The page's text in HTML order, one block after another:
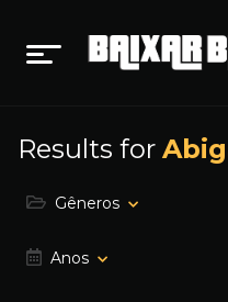
Results for
Gêneros
Anos